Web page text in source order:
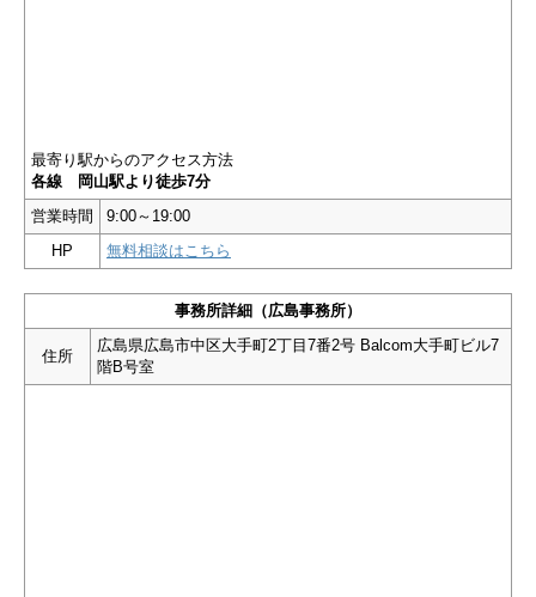
最寄り駅からのアクセス方法
各線 岡山駅より徒歩7分
営業時間
9:00～19:00
HP
無料相談はこちら
事務所詳細（広島事務所）
住所
広島県広島市中区大手町2丁目7番2号 Balcom大手町ビル7
階B号室